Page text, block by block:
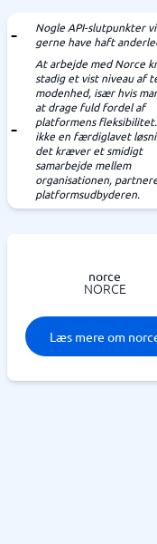
Nogle API-slutpunkter
gerne have haft
At arbejde med Norce
stadig et vist niveau af
modenhed, især hvis
at drage fuld fordel af
platformens
ikke en færdiglavet
det kræver et smidigt
samarbejde mellem
organisationen,
platformsudbyderen.
norce
NORCE
Læs mere om